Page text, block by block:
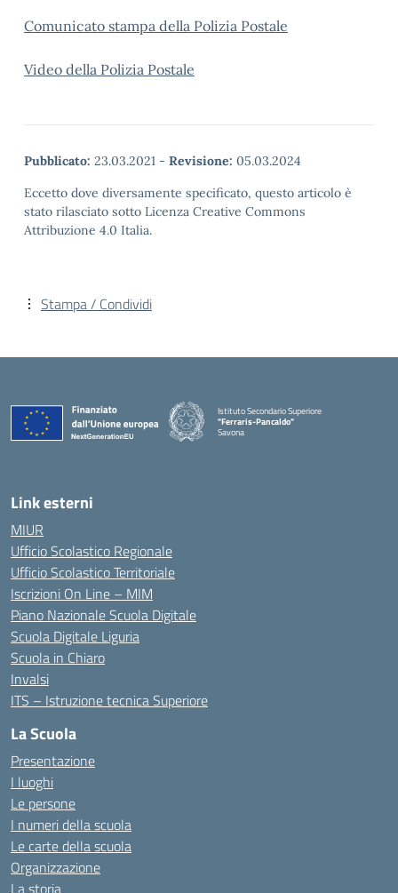
Comunicato stampa della Polizia Postale
Video della Polizia Postale
Pubblicato: 23.03.2021 - Revisione: 05.03.2024
Eccetto dove diversamente specificato, questo articolo è
stato rilasciato sotto Licenza Creative Commons
Attribuzione 4.0 Italia.
Stampa / Condividi
Istituto Secondario Superiore
"Ferraris-Pancaldo"
Savona
Link esterni
MIUR
Ufficio Scolastico Regionale
Ufficio Scolastico Territoriale
Iscrizioni On Line – MIM
Piano Nazionale Scuola Digitale
Scuola Digitale Liguria
Scuola in Chiaro
Invalsi
ITS – Istruzione tecnica Superiore
La Scuola
Presentazione
I luoghi
Le persone
I numeri della scuola
Le carte della scuola
Organizzazione
La storia